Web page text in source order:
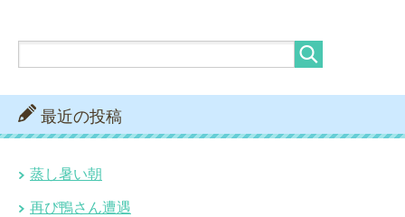
最近の投稿
蒸し暑い朝
再び鴨さん遭遇